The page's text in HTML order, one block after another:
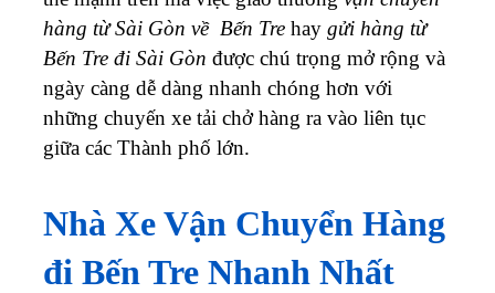
hàng từ Sài Gòn về Bến Tre hay gửi hàng từ
Bến Tre đi Sài Gòn được chú trọng mở rộng và
ngày càng dễ dàng nhanh chóng hơn với
những chuyến xe tải chở hàng ra vào liên tục
giữa các Thành phố lớn.
Nhà Xe Vận Chuyển Hàng
đi Bến Tre Nhanh Nhất